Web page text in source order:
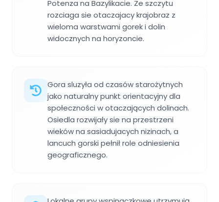
Potenza na Bazylikacie. Ze szczytu
rozciaga sie otaczajacy krajobraz z
wieloma warstwami gorek i dolin
widocznych na horyzoncie.
Gora sluzyła od czasów starożytnych
jako naturalny punkt orientacyjny dla
społeczności w otaczających dolinach.
Osiedla rozwijały sie na przestrzeni
wieków na sasiadujacych nizinach, a
lancuch gorski pełnił role odniesienia
geograficznego.